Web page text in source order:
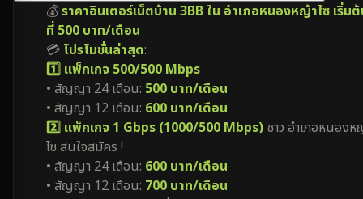
💰ราคาอินเตอร์เน็ตบ้าน 3BB ใน อำเภอหนองหญ้าไซ เริ่ม
ที่ 500 บาท/เดือน
💳 โปรโมชั่นล่าสุด:
1️⃣ แพ็กเกจ 500/500 Mbps
• สัญญา 24 เดือน: 500 บาท/เดือน
• สัญญา 12 เดือน: 600 บาท/เดือน
2️⃣ แพ็กเกจ 1 Gbps (1000/500 Mbps) ชาว อำเภอหนอง
ไซ สนใจสมัคร !
• สัญญา 24 เดือน: 600 บาท/เดือน
• สัญญา 12 เดือน: 700 บาท/เดือน